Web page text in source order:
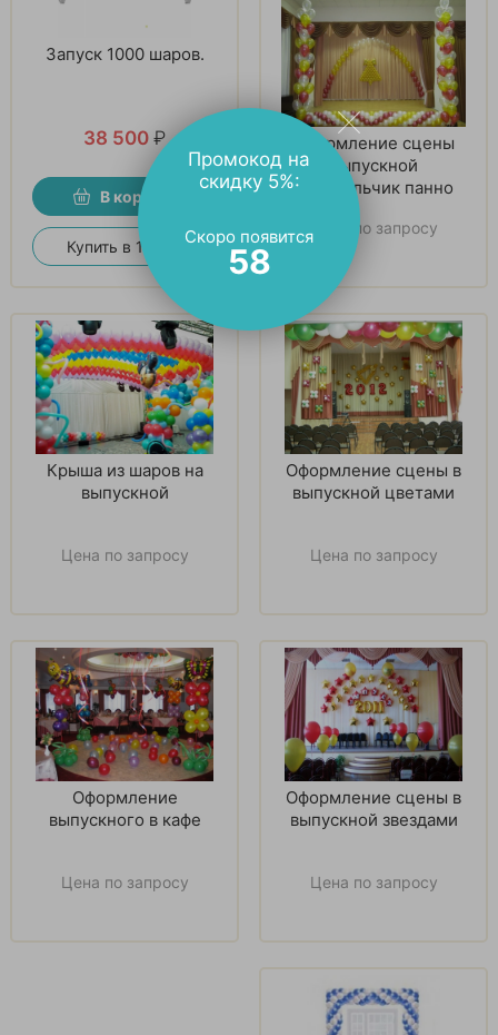
Запуск 1000 шаров.
38 500 ₽
В корзину
Купить в 1 клик
Оформление сцены
выпускной
колокольчик панно
Цена по запросу
Крыша из шаров на
выпускной
Цена по запросу
Оформление сцены в
выпускной цветами
Цена по запросу
Оформление
выпускного в кафе
Цена по запросу
Оформление сцены в
выпускной звездами
Цена по запросу
Промокод на
скидку 5%:
Скоро появится
57